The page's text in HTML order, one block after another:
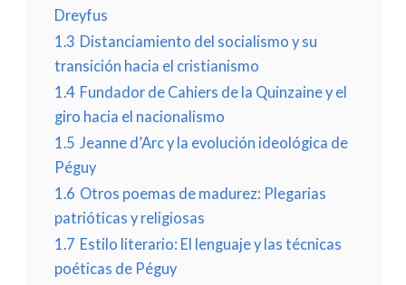
Dreyfus
1.3 Distanciamiento del socialismo y su
transición hacia el cristianismo
1.4 Fundador de Cahiers de la Quinzaine y el
giro hacia el nacionalismo
1.5 Jeanne d’Arc y la evolución ideológica de
Péguy
1.6 Otros poemas de madurez: Plegarias
patrióticas y religiosas
1.7 Estilo literario: El lenguaje y las técnicas
poéticas de Péguy